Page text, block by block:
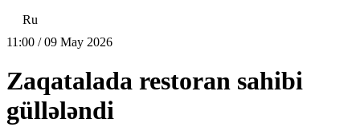
Ru
11:00 / 09 May 2026
Zaqatalada restoran sahibi
güllələndi